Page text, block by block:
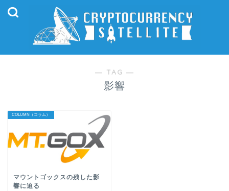
― TAG ―
影響
COLUMN（コラム）
マウントゴックスの残した影
響に迫る